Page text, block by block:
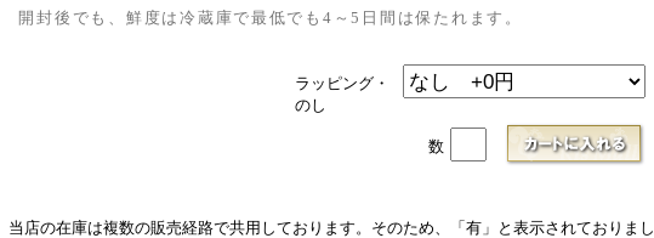
開封後でも、鮮度は冷蔵庫で最低でも4～5日間は保たれます。
ラッピング・
のし
数
当店の在庫は複数の販売経路で共用しております。そのため、「有」と表示されておりまし